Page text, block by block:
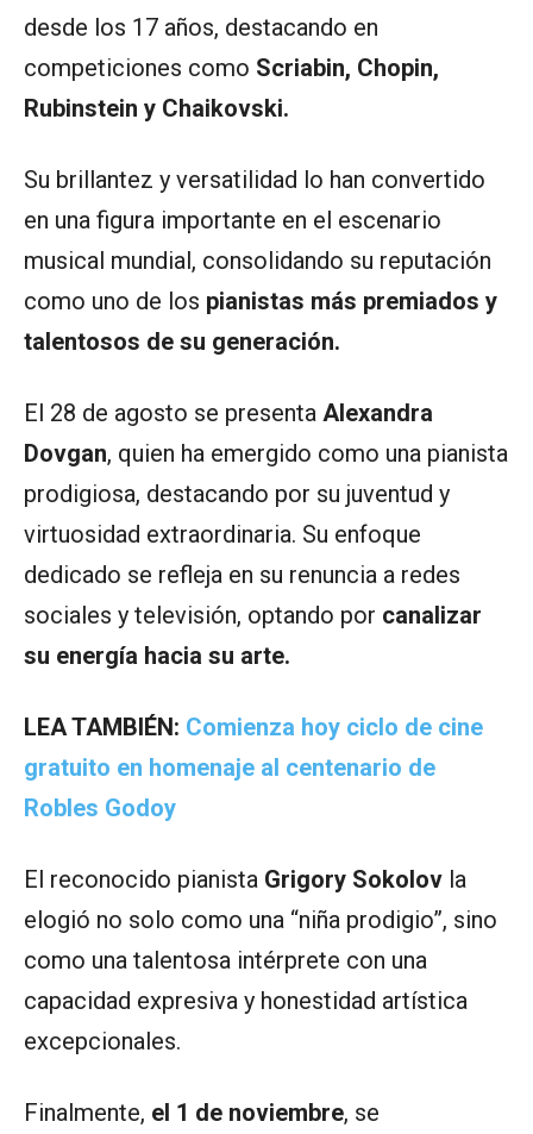
desde los 17 años, destacando en
competiciones como Scriabin, Chopin,
Rubinstein y Chaikovski.
Su brillantez y versatilidad lo han convertido
en una figura importante en el escenario
musical mundial, consolidando su reputación
como uno de los pianistas más premiados y
talentosos de su generación.
El 28 de agosto se presenta Alexandra
Dovgan, quien ha emergido como una pianista
prodigiosa, destacando por su juventud y
virtuosidad extraordinaria. Su enfoque
dedicado se refleja en su renuncia a redes
sociales y televisión, optando por canalizar
su energía hacia su arte.
LEA TAMBIÉN: Comienza hoy ciclo de cine
gratuito en homenaje al centenario de
Robles Godoy
El reconocido pianista Grigory Sokolov la
elogió no solo como una “niña prodigio”, sino
como una talentosa intérprete con una
capacidad expresiva y honestidad artística
excepcionales.
Finalmente, el 1 de noviembre, se